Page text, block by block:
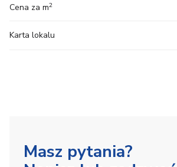
Cena za m2
Karta lokalu
Masz pytania?